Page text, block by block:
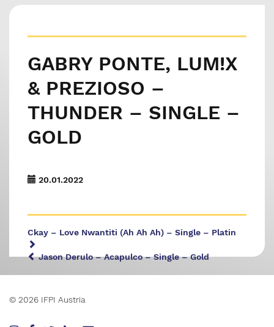
GABRY PONTE, LUM!X
& PREZIOSO –
THUNDER – SINGLE –
GOLD
20.01.2022
Ckay – Love Nwantiti (Ah Ah Ah) – Single – Platin
Jason Derulo – Acapulco – Single – Gold
© 2026 IFPI Austria